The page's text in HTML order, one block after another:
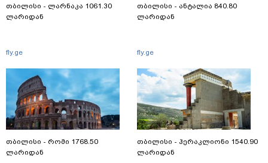
თბილისი - ლარნაკა 1061.30
ლარიდან
fly.ge
თბილისი - რომი 1768.50
ლარიდან
თბილისი - ანტალია 840.80
ლარიდან
fly.ge
თბილისი - ჰერაკლიონი 1540.90
ლარიდან